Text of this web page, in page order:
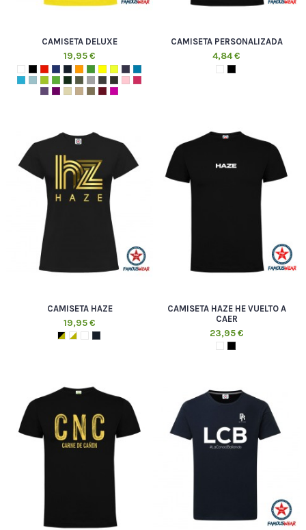
CAMISETA DELUXE
19,95 €
CAMISETA PERSONALIZADA
4,84 €
CAMISETA HAZE
19,95 €
CAMISETA HAZE HE VUELTO A
CAER
23,95 €